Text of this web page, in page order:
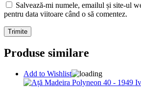
Salvează-mi numele, emailul și site-ul
pentru data viitoare când o să comentez.
Produse similare
Add to Wishlist